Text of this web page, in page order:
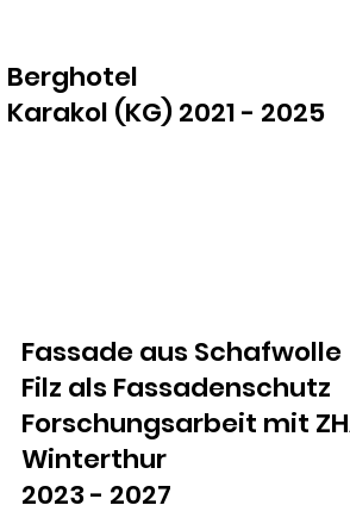
Berghotel
Karakol (KG) 2021 - 2025
Fassade aus Schafwolle
Filz als Fassadenschutz
Forschungsarbeit mit
Winterthur
2023 - 2027